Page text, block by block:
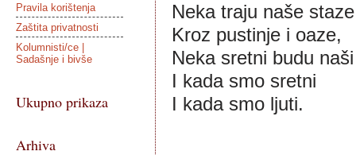
Neka traju naše staze
Kroz pustinje i oaze,
Neka sretni budu
I kada smo sretni
I kada smo ljuti.
Pravila korištenja
Zaštita privatnosti
Kolumnisti/ce |
Sadašnje i bivše
Ukupno prikaza
Arhiva